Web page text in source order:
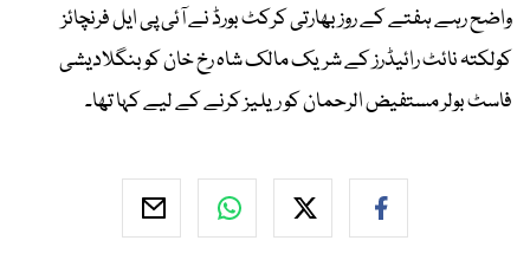
واضح رہے ہفتے کے روز بھارتی کرکٹ بورڈ نے آئی پی ایل فرنچائز
کولکتہ نائٹ رائیڈرز کے شریک مالک شاہ رخ خان کو بنگلادیشی
فاسٹ بولر مستفیض الرحمان کو ریلیز کرنے کے لیے کہا تھا۔